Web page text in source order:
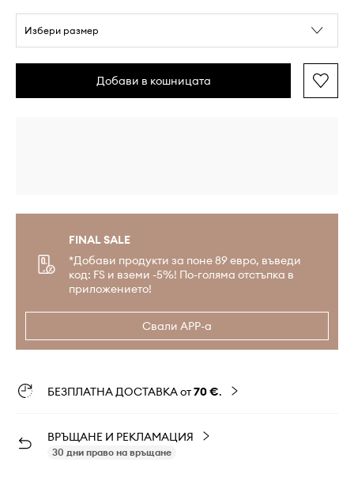
Избери размер
Добави в кошницата
FINAL SALE
*Добави продукти за поне 89 евро, въведи
код: FS и вземи -5%! По-голяма отстъпка в
приложението!
Свали APP-а
БЕЗПЛАТНА ДОСТАВКА от70 €.
ВРЪЩАНЕ И РЕКЛАМАЦИЯ
30 дни право на връщане